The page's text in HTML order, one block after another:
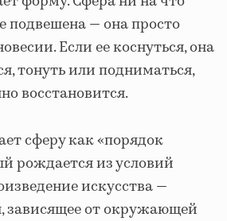
подвешена — она просто
Если ее коснуться, она
тонуть или подниматься,
восстановится.
сферу как «порядок
рождается из условий
искусства —
зависящее от окружающей